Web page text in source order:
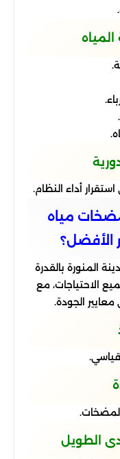
أداء النظام.
مضخات مياه
الأفضل؟
المنورة بالقدرة
الاحتياجات، مع
الجودة.
قياسي.
الطويل